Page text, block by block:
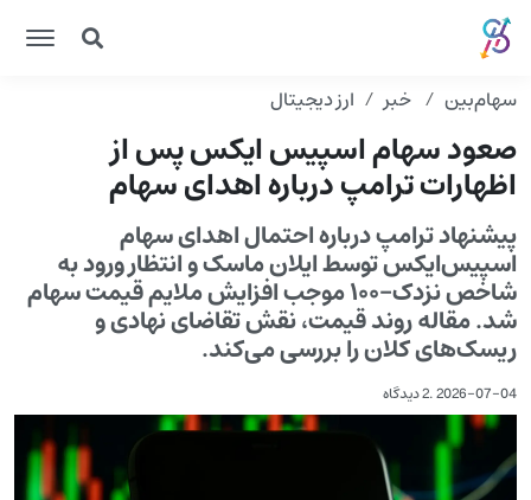
سهام‌بین خبر ارز دیجیتال
صعود سهام اسپیس ایکس پس از
اظهارات ترامپ درباره اهدای سهام
پیشنهاد ترامپ درباره احتمال اهدای سهام
اسپیس‌ایکس توسط ایلان ماسک و انتظار ورود به
شاخص نزدک-۱۰۰ موجب افزایش ملایم قیمت سهام
شد. مقاله روند قیمت، نقش تقاضای نهادی و
ریسک‌های کلان را بررسی می‌کند.
2026-07-04
.2 دیدگاه